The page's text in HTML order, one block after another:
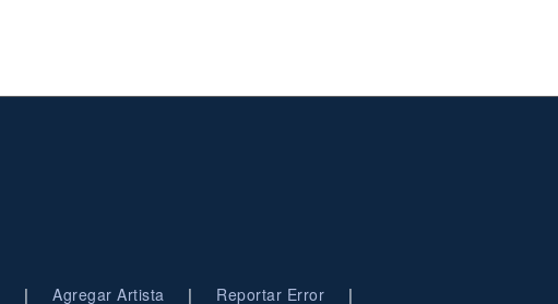
| Agregar Artista | Reportar Error |